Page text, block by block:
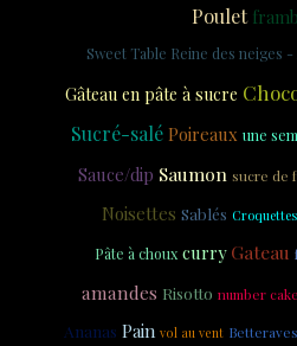
Poulet
Sweet Table Reine des neiges
Gâteau en pâte à sucre
Sucré-salé Poireaux une
Sauce/dip Saumon sucre de
Noisettes Sablés Croquettes
Pâte à choux curry Gateau
amandes Risotto number
Ananas Pain vol au vent Betteraves